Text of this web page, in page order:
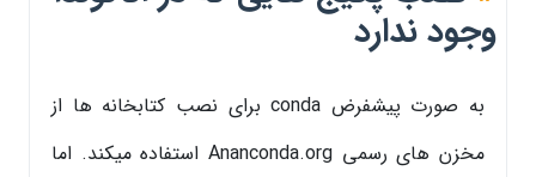
وجود ندارد
به صورت پیشفرض conda برای نصب کتابخانه ها از
مخزن های رسمی Ananconda.org استفاده میکند. اما